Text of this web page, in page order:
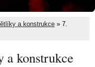
a konstrukce » 7.
a konstrukce